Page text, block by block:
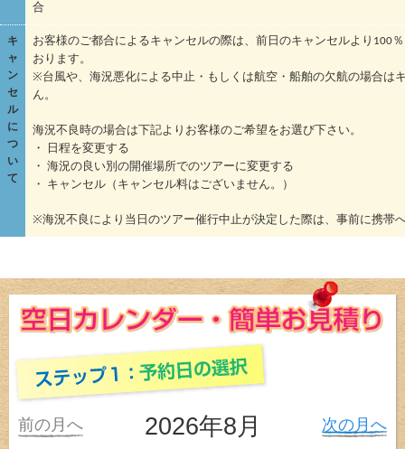
合
キ
ャ
ン
セ
ル
に
つ
い
て
お客様のご都合によるキャンセルの際は、前日のキャンセルより100
おります。
※台風や、海況悪化による中止・もしくは航空・船舶の欠航の場合は
ん。
海況不良時の場合は下記よりお客様のご希望をお選び下さい。
・ 日程を変更する
・ 海況の良い別の開催場所でのツアーに変更する
・ キャンセル（キャンセル料はございません。）
※海況不良により当日のツアー催行中止が決定した際は、事前に携帯
前の月へ 次の月へ
2026年8月